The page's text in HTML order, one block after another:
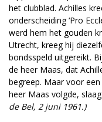
het clubblad. Achilles
onderscheiding ‘Pro
werd hem het gouden
Utrecht, kreeg hij
bondsspeld uitgereikt.
de heer Maas, dat
begreep. Maar voor
heer Maas volgde,
de Bel, 2 juni 1961.)